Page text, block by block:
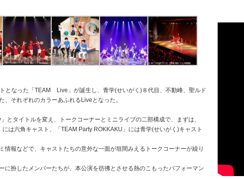
となった「TEAM Live」が誕生し、青学(せいがく)８代目、不動峰、聖ルド
、それぞれのカラーあふれるLiveとなった。
とタイトルを変え、トークコーナーとミニライブの二部構成で、まずは、
は六角キャスト、「TEAM Party ROKKAKU」には青学(せいがく)キャスト
情報などで、キャストたちの意外な一面が垣間みえるトークコーナーが繰り
に扮したメンバーたちが、本公演を彷彿とさせる熱のこもったパフォーマン